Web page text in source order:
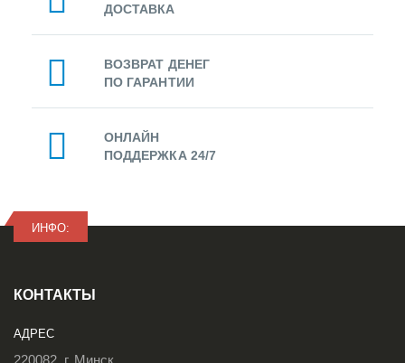
ДОСТАВКА
ВОЗВРАТ ДЕНЕГ
ПО ГАРАНТИИ
ОНЛАЙН
ПОДДЕРЖКА 24/7
ИНФО:
КОНТАКТЫ
АДРЕС